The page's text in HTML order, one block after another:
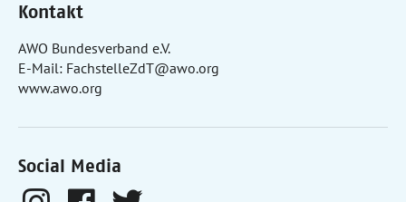
Kontakt
AWO Bundesverband e.V.
E-Mail: FachstelleZdT@awo.org
www.awo.org
Social Media